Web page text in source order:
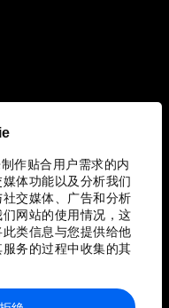
作贴合用户需求的内
体功能以及分析我们
交媒体、广告和分析
网站的使用情况，这
类信息与您提供给他
务的过程中收集的其